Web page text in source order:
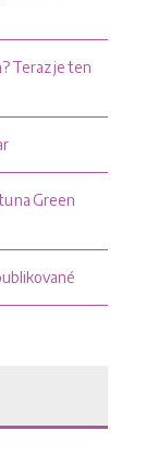
Teraz je ten
na Green